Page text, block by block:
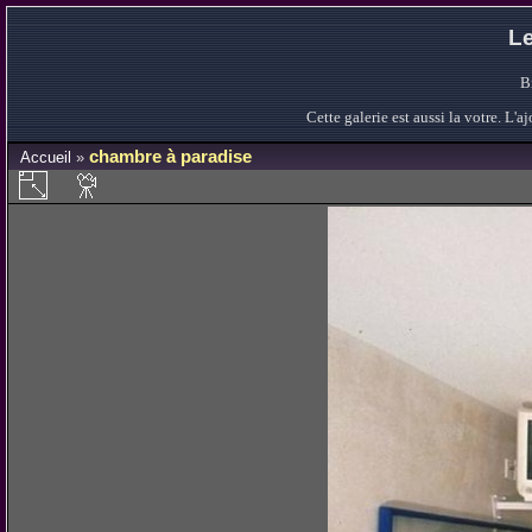
Cette galerie est aussi la votre.
Accueil » chambre à paradise